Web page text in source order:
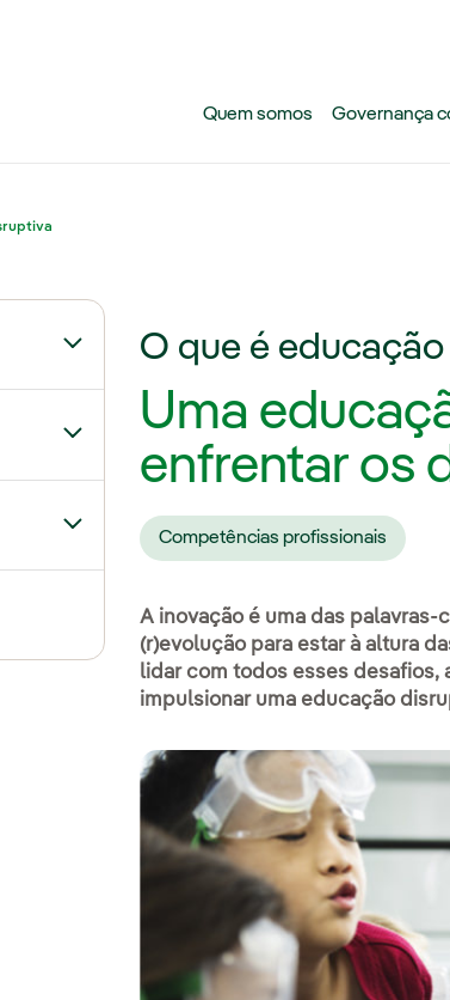
Quem somos Governança
Alternar submenu de Por que a
Alternar submenu de Carreiras na
Alternar submenu de Estudantes
abra em uma nova aba.
O que é
Uma
enfrentar os
Competências profissionais
A inovação é uma das palavras-
(r)evolução para estar à altura
lidar com todos esses desafios,
impulsionar uma educação